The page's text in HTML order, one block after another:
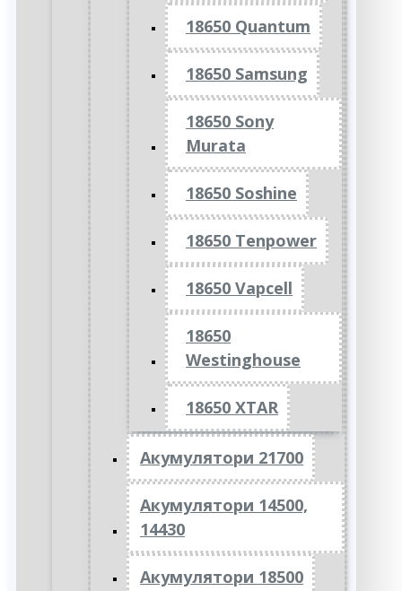
18650 Quantum
18650 Samsung
18650 Sony
Murata
18650 Soshine
18650 Tenpower
18650 Vapcell
18650
Westinghouse
18650 XTAR
Акумулятори 21700
Акумулятори 14500,
14430
Акумулятори 18500